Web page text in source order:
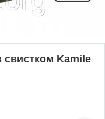
свистком Kamile